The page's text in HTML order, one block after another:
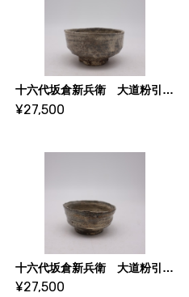
十六代坂倉新兵衛 大道粉引酒盃 6
¥27,500
十六代坂倉新兵衛 大道粉引酒盃 3
¥27,500